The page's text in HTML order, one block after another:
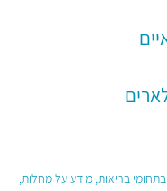
בריאות, מידע על מחלות,